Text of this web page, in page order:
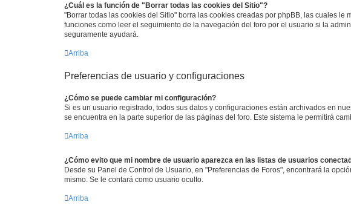
¿Cuál es la función de "Borrar todas las cookies del Sitio"?
"Borrar todas las cookies del Sitio" borra las cookies creadas por phpBB, las cuales
funciones como leer el seguimiento de la navegación del foro por el usuario si la
seguramente ayudará.
Arriba
Preferencias de usuario y configuraciones
¿Cómo se puede cambiar mi configuración?
Si es un usuario registrado, todos sus datos y configuraciones están archivados en
se encuentra en la parte superior de las páginas del foro. Este sistema le permitirá
Arriba
¿Cómo evito que mi nombre de usuario aparezca en las listas de usuarios
Desde su Panel de Control de Usuario, en "Preferencias de Foros", encontrará la
mismo. Se le contará como usuario oculto.
Arriba